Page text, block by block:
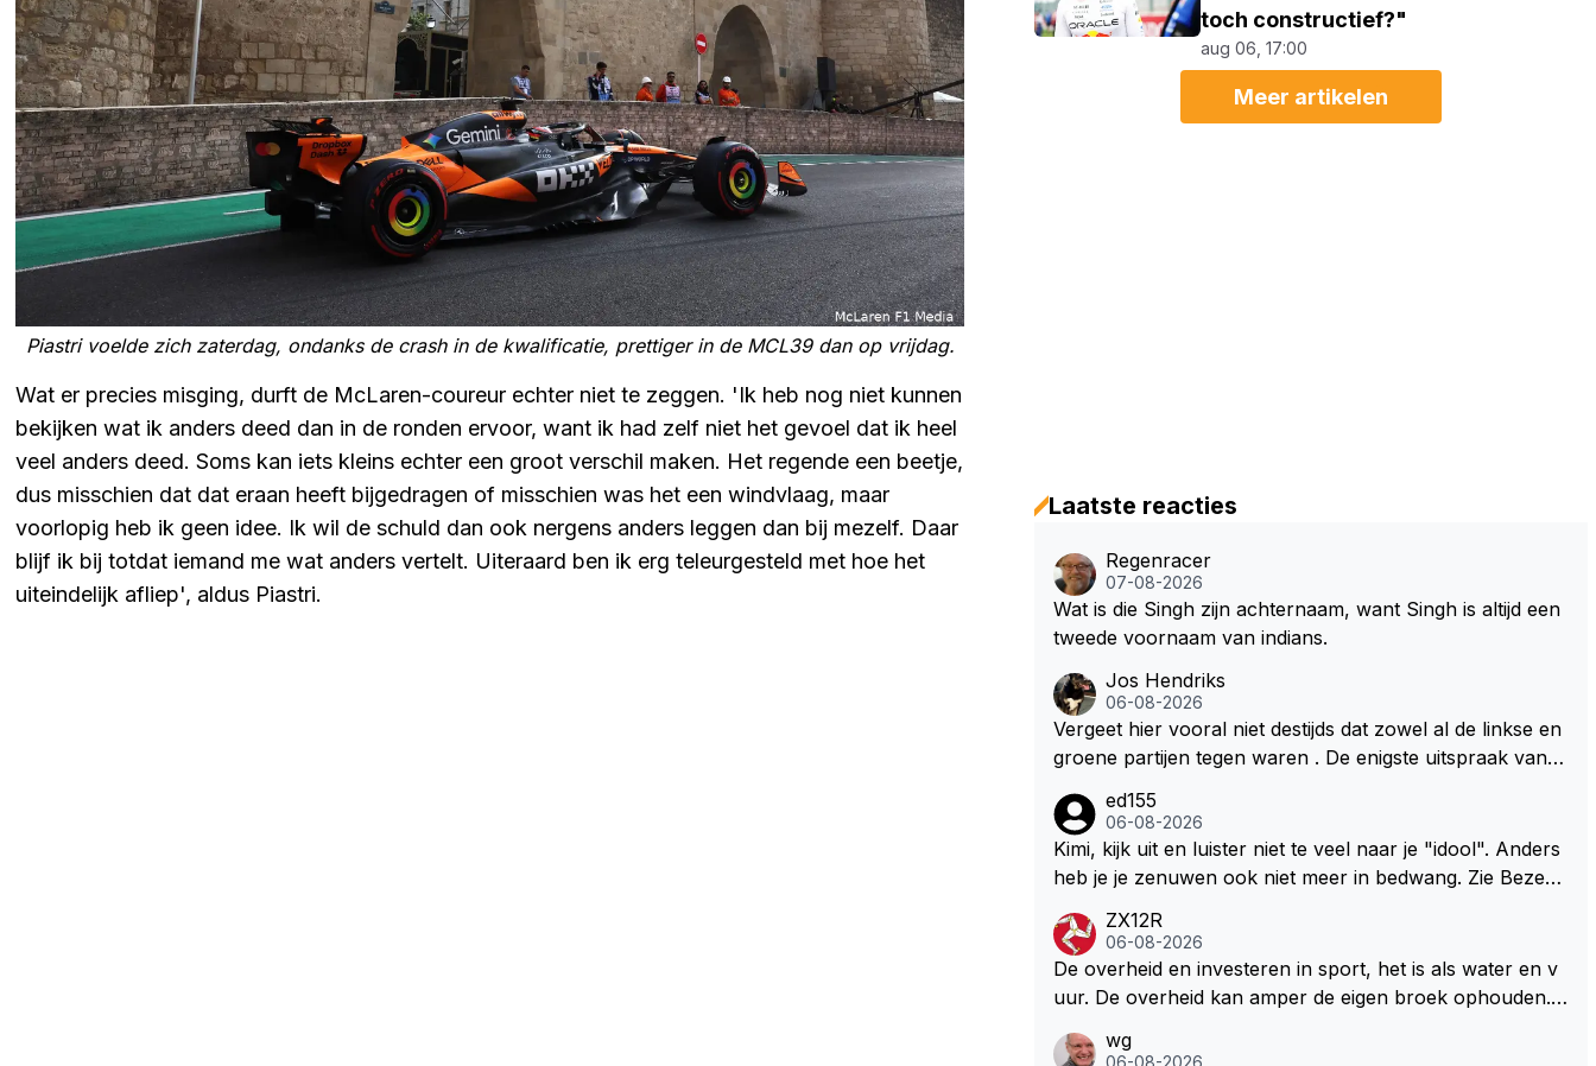
Piastri voelde zich zaterdag, ondanks de crash in de kwalificatie, prettiger in de MCL39 dan op vrijdag.
Wat er precies misging, durft de McLaren-coureur echter niet te zeggen. 'Ik heb nog niet kunnen
bekijken wat ik anders deed dan in de ronden ervoor, want ik had zelf niet het gevoel dat ik heel
veel anders deed. Soms kan iets kleins echter een groot verschil maken. Het regende een beetje,
dus misschien dat dat eraan heeft bijgedragen of misschien was het een windvlaag, maar
voorlopig heb ik geen idee. Ik wil de schuld dan ook nergens anders leggen dan bij mezelf. Daar
blijf ik bij totdat iemand me wat anders vertelt. Uiteraard ben ik erg teleurgesteld met hoe het
uiteindelijk afliep', aldus Piastri.
toch constructief?"
aug 06, 17:00
Meer artikelen
Laatste reacties
Regenracer
07-08-2026
Wat is die Singh zijn achternaam, want Singh is altijd een
tweede voornaam van indians.
Jos Hendriks
06-08-2026
Vergeet hier vooral niet destijds dat zowel al de linkse en
groene partijen tegen waren . De enigste uitspraak van e
nen ze hun eigen uitlaat gassen inademen maar niet wet
ende was dat de F1 motor schoner is dan een normale a
uto. Dus denk echt niet dat deze groene/wollen regering
ed155
06-08-2026
Kimi, kijk uit en luister niet te veel naar je "idool". Anders
heb je je zenuwen ook niet meer in bedwang. Zie Bezech
? Veel gezelliger
ZX12R
06-08-2026
De overheid en investeren in sport, het is als water en v
uur. De overheid kan amper de eigen broek ophouden.
Staat het best vergelijken met de sheriff van Nottinghem
wg
06-08-2026